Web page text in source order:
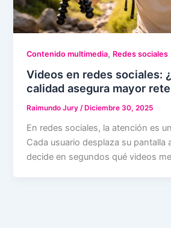
Contenido multimedia, Redes sociales
Videos en redes sociales:
calidad asegura mayor
Raimundo Jury/ Diciembre 30, 2025
En redes sociales, la atención es
Cada usuario desplaza su pantalla
decide en segundos qué videos